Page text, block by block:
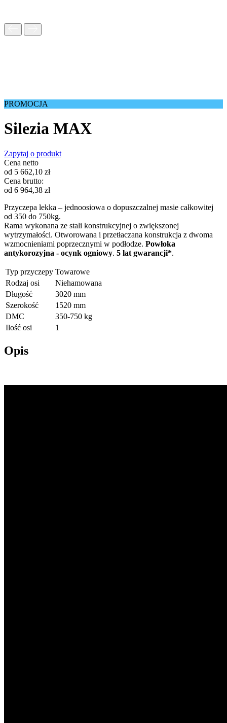
PROMOCJA
Silezia MAX
Zapytaj o produkt
Cena netto
od 5 662,10 zł
Cena brutto:
od 6 964,38 zł
Przyczepa lekka – jednoosiowa o dopuszczalnej masie całkowitej
od 350 do 750kg.
Rama wykonana ze stali konstrukcyjnej o zwiększonej
wytrzymałości. Otworowana i przetłaczana konstrukcja z dwoma
wzmocnieniami poprzecznymi w podłodze. Powłoka
antykorozyjna - ocynk ogniowy. 5 lat gwarancji*.
Typ przyczepy Towarowe
Rodzaj osi
Niehamowana
Długość
3020 mm
Szerokość
1520 mm
DMC
350-750 kg
Ilość osi
1
Opis